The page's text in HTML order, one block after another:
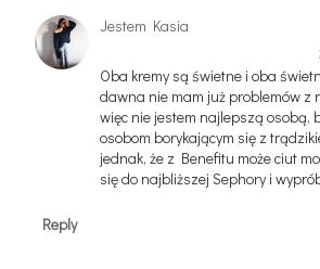
Jestem Kasia
Oba kremy są świetne i oba
dawna nie mam już problemów z
więc nie jestem najlepszą osobą,
osobom borykającym się z
jednak, że z Benefitu może ciut
się do najbliższej Sephory i
Reply